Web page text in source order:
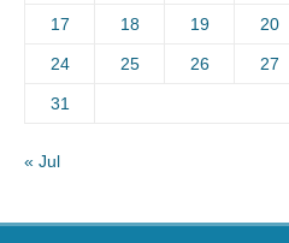
17 18 19 20
24 25 26 27
31
« Jul